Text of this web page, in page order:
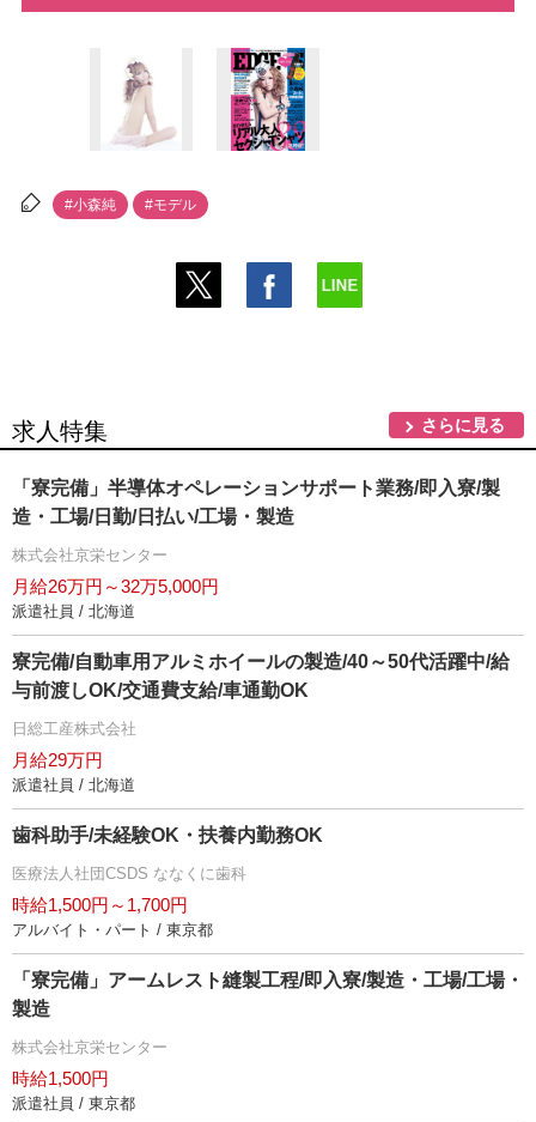
#小森純 #モデル
求人特集 さらに見る
「寮完備」半導体オペレーションサポート業務/即入寮/製
造・工場/日勤/日払い/工場・製造
株式会社京栄センター
月給26万円～32万5,000円
派遣社員 / 北海道
寮完備/自動車用アルミホイールの製造/40～50代活躍中/給
与前渡しOK/交通費支給/車通勤OK
日総工産株式会社
月給29万円
派遣社員 / 北海道
歯科助手/未経験OK・扶養内勤務OK
医療法人社団CSDS ななくに歯科
時給1,500円～1,700円
アルバイト・パート / 東京都
「寮完備」アームレスト縫製工程/即入寮/製造・工場/工場・
製造
株式会社京栄センター
時給1,500円
派遣社員 / 東京都